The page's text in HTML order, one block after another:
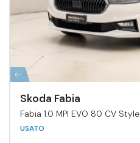
Skoda Fabia
Fabia 1.0 MPI EVO 80 CV Style
USATO